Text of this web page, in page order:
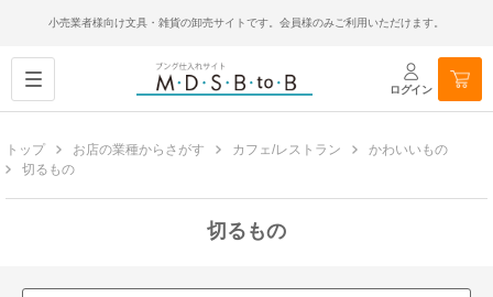
小売業者様向け文具・雑貨の卸売サイトです。会員様のみご利用いただけます。
ログイン
トップ お店の業種からさがす カフェ/レストラン
かわいいもの
切るもの
切るもの